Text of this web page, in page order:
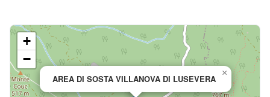
AREA DI SOSTA VILLANOVA DI LUSEVERA
×
+
−